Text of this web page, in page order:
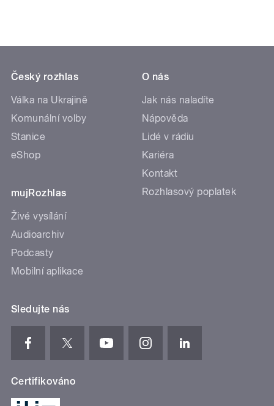
Český rozhlas
Válka na Ukrajině
Komunální volby
Stanice
eShop
mujRozhlas
Živé vysílání
Audioarchiv
Podcasty
Mobilní aplikace
O nás
Jak nás naladíte
Nápověda
Lidé v rádiu
Kariéra
Kontakt
Rozhlasový poplatek
Sledujte nás
Certifikováno